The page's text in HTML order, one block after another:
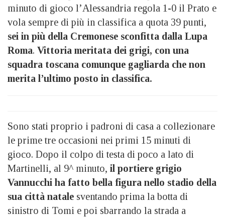
minuto di gioco l’Alessandria regola 1-0 il Prato e
vola sempre di più in classifica a quota 39 punti,
sei in più della Cremonese sconfitta dalla Lupa
Roma. Vittoria meritata dei grigi, con una
squadra toscana comunque gagliarda che non
merita l’ultimo posto in classifica.
Sono stati proprio i padroni di casa a collezionare
le prime tre occasioni nei primi 15 minuti di
gioco. Dopo il colpo di testa di poco a lato di
Martinelli, al 9^ minuto, il portiere grigio
Vannucchi ha fatto bella figura nello stadio della
sua città natale sventando prima la botta di
sinistro di Tomi e poi sbarrando la strada a